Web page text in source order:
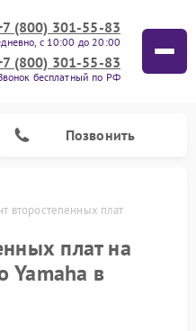
(800) 301-55-83
с 10:00 до 20:00
(800) 301-55-83
бесплатный по РФ
Позвонить
второстепенных плат
плат на
Yamaha в